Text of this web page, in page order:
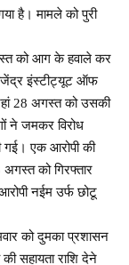
है। मामले को पुरी
को आग के हवाले कर
इंस्टीट्यूट ऑफ
28 अगस्त को उसकी
ने जमकर विरोध
गई। एक आरोपी की
को गिरफ्तार
नईम उर्फ ​​छोटू
को दुमका प्रशासन
सहायता राशि देने